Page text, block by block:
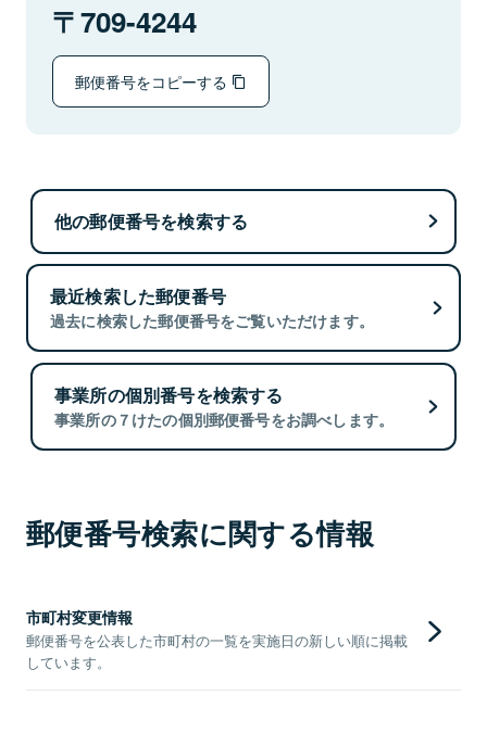
709-4244
郵便番号をコピーする
他の郵便番号を検索する
最近検索した郵便番号
過去に検索した郵便番号をご覧いただけます。
事業所の個別番号を検索する
事業所の７けたの個別郵便番号をお調べします。
郵便番号検索に関する情報
市町村変更情報
郵便番号を公表した市町村の一覧を実施日の新しい順に掲載
しています。